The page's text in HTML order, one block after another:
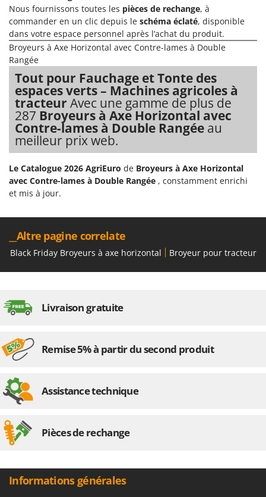
Nous fournissons toutes les pièces de rechange, à
commander en un clic depuis le schéma éclaté, disponible
dans votre espace personnel après l’achat du produit.
Broyeurs à Axe Horizontal avec Contre-lames à Double
Rangée
Tout pour Fauchage et Tonte des
espaces verts – Machines agricoles à
tracteur Avec une gamme de plus de
287 Broyeurs à Axe Horizontal avec
Contre-lames à Double Rangée au
meilleur prix web.
Le Catalogue 2026 AgriEuro de Broyeurs à Axe Horizontal
avec Contre-lames à Double Rangée , constamment enrichi
et mis à jour.
__Altre pagine correlate
Black Friday Broyeurs à axe horizontal Broyeur pour tracteur
Livraison gratuite
Remise 5% à partir du second produit
Assistance technique
Pièces de rechange
Informations générales